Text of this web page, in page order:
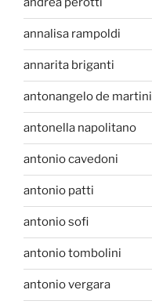
annalisa rampoldi
annarita briganti
antonangelo de martini
antonella napolitano
antonio cavedoni
antonio patti
antonio sofi
antonio tombolini
antonio vergara